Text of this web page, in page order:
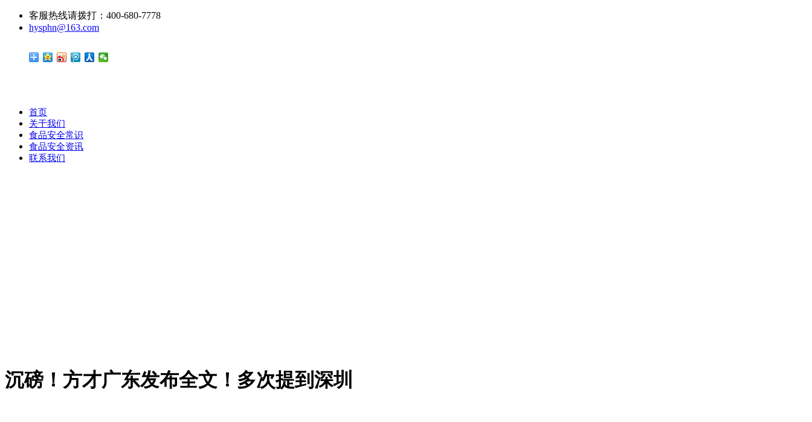
客服热线请拨打：400-680-7778
hysphn@163.com
首页
关于我们
食品安全常识
食品安全资讯
联系我们
沉磅！方才广东发布全文！多次提到深圳